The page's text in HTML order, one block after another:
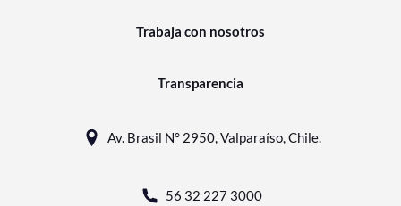
Trabaja con nosotros
Transparencia
Av. Brasil N° 2950, Valparaíso, Chile.
56 32 227 3000